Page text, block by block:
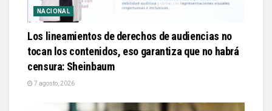
NACIONAL
Los lineamientos de derechos de audiencias no
tocan los contenidos, eso garantiza que no habrá
censura: Sheinbaum
7 agosto, 2026